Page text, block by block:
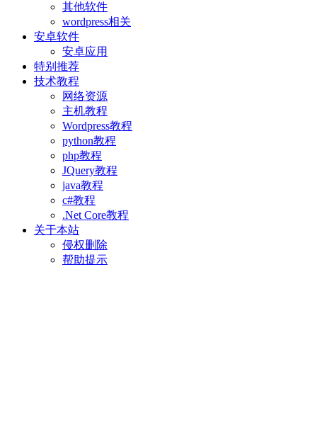
其他软件
wordpress相关
安卓软件
安卓应用
特别推荐
技术教程
网络资源
主机教程
Wordpress教程
python教程
php教程
JQuery教程
java教程
c#教程
.Net Core教程
关于本站
侵权删除
帮助提示